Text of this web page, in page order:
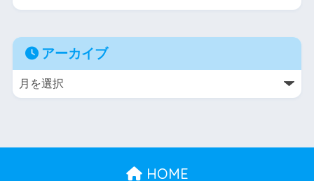
アーカイブ
HOME